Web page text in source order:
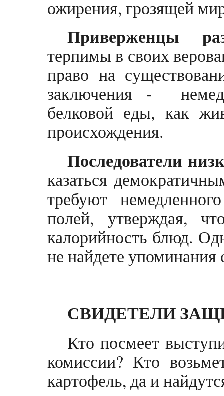
ожирения, грозящей
Приверженцы
терпимы в своих
право на
заключения -
белковой еды, как
происхождения.
Последователи
казаться
требуют
полей, утверждая,
калорийность блюд.
не найдете
СВИДЕТЕЛИ
Кто посмеет
комиссии? Кто
картофель, да и